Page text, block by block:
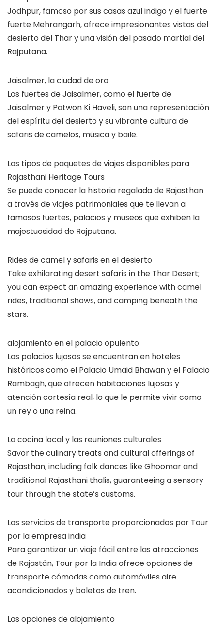
Jodhpur, famoso por sus casas azul indigo y el fuerte
fuerte Mehrangarh, ofrece impresionantes vistas del
desierto del Thar y una visión del pasado martial del
Rajputana.
Jaisalmer, la ciudad de oro
Los fuertes de Jaisalmer, como el fuerte de
Jaisalmer y Patwon Ki Haveli, son una representación
del espíritu del desierto y su vibrante cultura de
safaris de camelos, música y baile.
Los tipos de paquetes de viajes disponibles para
Rajasthani Heritage Tours
Se puede conocer la historia regalada de Rajasthan
a través de viajes patrimoniales que te llevan a
famosos fuertes, palacios y museos que exhiben la
majestuosidad de Rajputana.
Rides de camel y safaris en el desierto
Take exhilarating desert safaris in the Thar Desert;
you can expect an amazing experience with camel
rides, traditional shows, and camping beneath the
stars.
alojamiento en el palacio opulento
Los palacios lujosos se encuentran en hoteles
históricos como el Palacio Umaid Bhawan y el Palacio
Rambagh, que ofrecen habitaciones lujosas y
atención cortesía real, lo que le permite vivir como
un rey o una reina.
La cocina local y las reuniones culturales
Savor the culinary treats and cultural offerings of
Rajasthan, including folk dances like Ghoomar and
traditional Rajasthani thalis, guaranteeing a sensory
tour through the state’s customs.
Los servicios de transporte proporcionados por Tour
por la empresa india
Para garantizar un viaje fácil entre las atracciones
de Rajastán, Tour por la India ofrece opciones de
transporte cómodas como automóviles aire
acondicionados y boletos de tren.
Las opciones de alojamiento